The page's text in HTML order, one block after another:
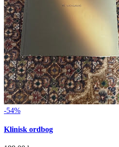
-54%
Klinisk ordbog